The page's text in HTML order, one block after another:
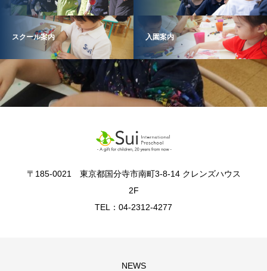
スクール案内 入園案内
〒185-0021 東京都国分寺市南町3-8-14 クレンズハウス
2F
TEL：04-2312-4277
NEWS